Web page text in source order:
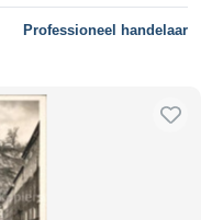
Professioneel handelaar